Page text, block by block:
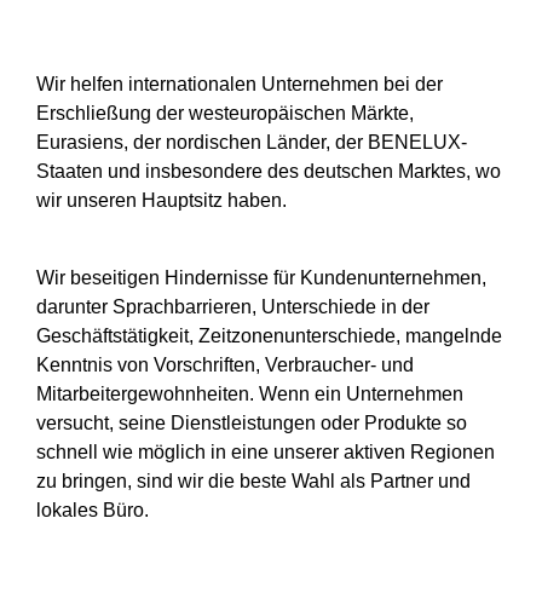
Wir helfen internationalen Unternehmen bei der
Erschließung der westeuropäischen Märkte,
Eurasiens, der nordischen Länder, der BENELUX-
Staaten und insbesondere des deutschen Marktes, wo
wir unseren Hauptsitz haben.
Wir beseitigen Hindernisse für Kundenunternehmen,
darunter Sprachbarrieren, Unterschiede in der
Geschäftstätigkeit, Zeitzonenunterschiede, mangelnde
Kenntnis von Vorschriften, Verbraucher- und
Mitarbeitergewohnheiten. Wenn ein Unternehmen
versucht, seine Dienstleistungen oder Produkte so
schnell wie möglich in eine unserer aktiven Regionen
zu bringen, sind wir die beste Wahl als Partner und
lokales Büro.